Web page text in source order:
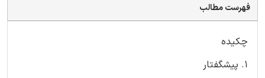
فهرست مطالب
چکیده
1. پیشگفتار